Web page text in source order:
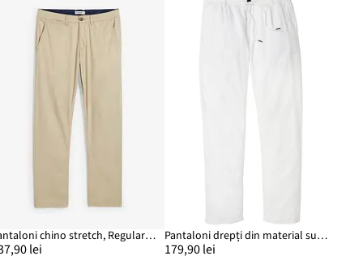
Pantaloni chino stretch, Regular Fit, Straight
lei
Pantaloni drepți din material subțire cu in, cu elastic și șiret în talie, Relaxed Fit, Straight
179,90 lei